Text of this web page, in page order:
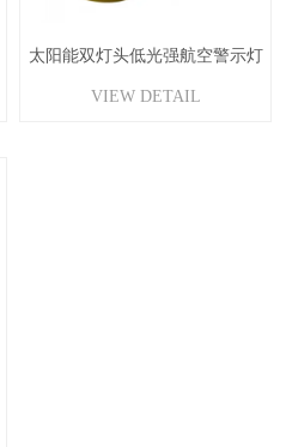
太阳能双灯头低光强航空警示灯
VIEW DETAIL